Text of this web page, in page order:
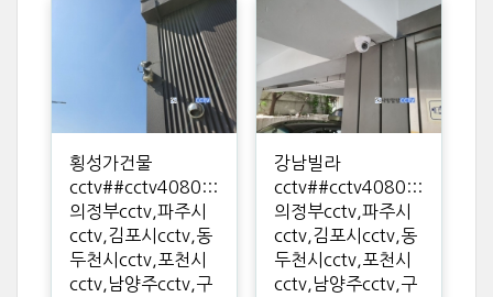
횡성가건물
cctv##cctv4080:::
의정부cctv,파주시
cctv,김포시cctv,동
두천시cctv,포천시
cctv,남양주cctv,구
강남빌라
cctv##cctv4080:::
의정부cctv,파주시
cctv,김포시cctv,동
두천시cctv,포천시
cctv,남양주cctv,구